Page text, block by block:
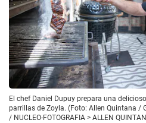
El chef Daniel Dupuy prepara una
parrillas de Zoyla. (Foto: Allen Quintana /
/ NUCLEO-FOTOGRAFIA > ALLEN